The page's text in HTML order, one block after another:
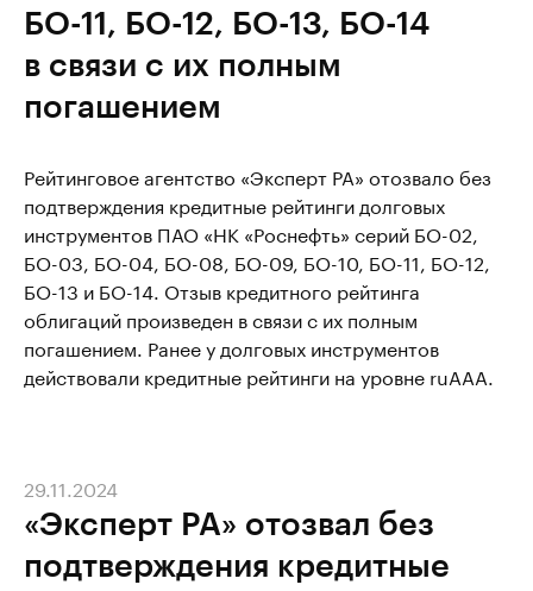
БО-11, БО-12, БО-13, БО-14
в связи с их полным
погашением
Рейтинговое агентство «Эксперт РА» отозвало без
подтверждения кредитные рейтинги долговых
инструментов ПАО «НК «Роснефть» серий БО-02,
БО-03, БО-04, БО-08, БО-09, БО-10, БО-11, БО-12,
БО-13 и БО-14. Отзыв кредитного рейтинга
облигаций произведен в связи с их полным
погашением. Ранее у долговых инструментов
действовали кредитные рейтинги на уровне ruААА.
«Эксперт РА» отозвал без
подтверждения кредитные
29.11.2024